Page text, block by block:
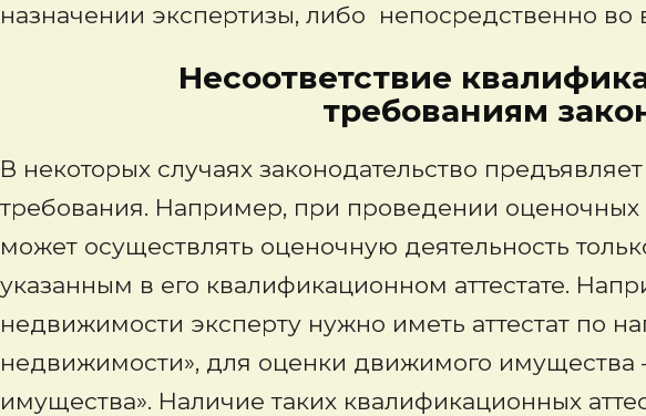
назначении экспертизы, либо непосредственно
Несоответствие
требованиям
В некоторых случаях законодательство
требования. Например, при проведении оценочных
может осуществлять оценочную деятельность
указанным в его квалификационном аттестате.
недвижимости эксперту нужно иметь аттестат по
недвижимости», для оценки движимого
имущества». Наличие таких квалификационных